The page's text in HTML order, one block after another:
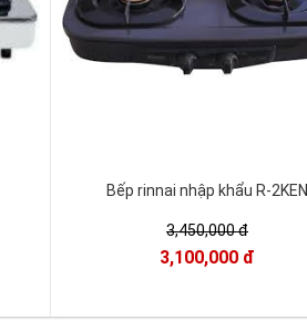
Bếp rinnai nhập khẩu R-2KEN
3,450,000 đ
3,100,000 đ